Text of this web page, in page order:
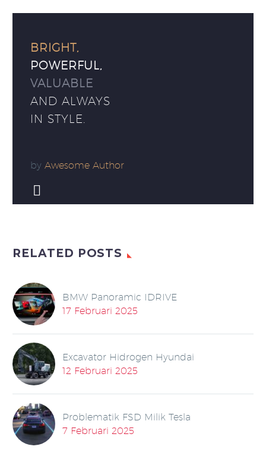
BRIGHT,
POWERFUL,
VALUABLE
AND ALWAYS
IN STYLE.
by Awesome Author


RELATED POSTS
BMW Panoramic IDRIVE
17 Februari 2025
Excavator Hidrogen Hyundai
12 Februari 2025
Problematik FSD Milik Tesla
7 Februari 2025